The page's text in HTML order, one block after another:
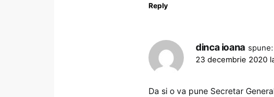
Reply
dinca ioana spune:
23 decembrie 2020
Da si o va pune Secretar